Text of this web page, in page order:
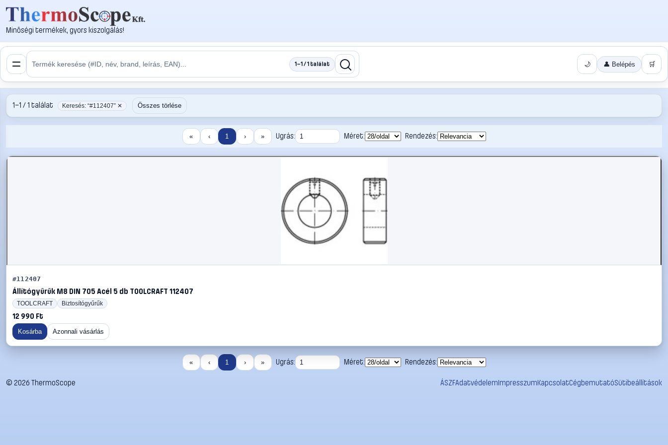
Minőségi termékek, gyors kiszolgálás!
1–1 / 1 találat 🌙 👤 Belépés 🛒
1–1 / 1 találat Keresés: “#112407” ✕ Összes törlése
« ‹ 1 › » Ugrás: Méret: Rendezés:
#112407
Állítógyűrűk M8 DIN 705 Acél 5 db TOOLCRAFT 112407
TOOLCRAFT Biztosítógyűrűk
12 990 Ft
Kosárba Azonnali vásárlás
« ‹ 1 › » Ugrás: Méret: Rendezés:
© 2026 ThermoScope ÁSZFAdatvédelemImpresszumKapcsolatCégbemutatóSütibeállítások